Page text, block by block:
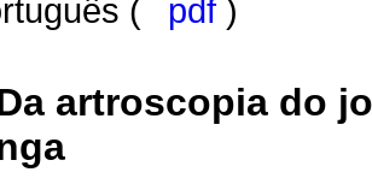
(
pdf )
artroscopia do